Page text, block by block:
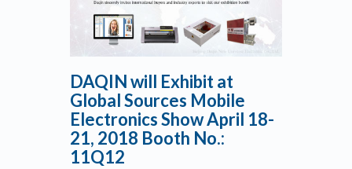
DAQIN will Exhibit at
Global Sources Mobile
Electronics Show April 18-
21, 2018 Booth No.:
11Q12